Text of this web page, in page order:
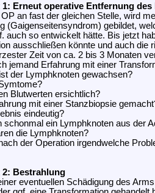
1: Erneut operative Entfernung des
OP an fast der gleichen Stelle, wird
(Gaigenseitensyndrom) gebildet,
auch so entwickelt hätte. Bis jetzt
ausschließen könnte und auch die
Zeit von ca. 2 bis 3 Monaten
jemand Erfahrung mit einer
der Lymphknoten gewachsen?
Blutwerten ersichtlich?
mit einer Stanzbiopsie
eindeutig?
schonmal ein Lymphknoten aus der
die Lymphknoten?
der Operation irgendwelche
2: Bestrahlung
eventuellen Schädigung des